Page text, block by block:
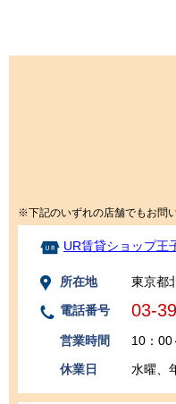
※下記のいずれの店舗でもお問
UR賃貸ショップ王
所在地
東京都
電話番号
03-
営業時間
10：00
休業日
水曜、